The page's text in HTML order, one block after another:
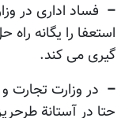
– فساد اداری در
استعفا را یگانه
گیری می کند.
– در وزارت تجارت
حتا در آستانة